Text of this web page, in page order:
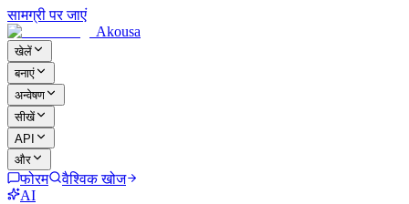
सामग्री पर जाएं
Akousa
खेलें
बनाएं
अन्वेषण
सीखें
API
और
फोरम
वैश्विक खोज
AI